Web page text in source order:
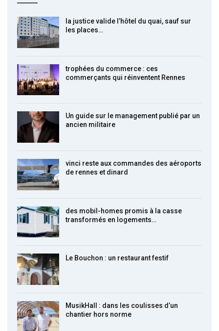
la justice valide l’hôtel du quai, sauf sur
les places…
trophées du commerce : ces
commerçants qui réinventent Rennes
Un guide sur le management publié par un
ancien militaire
vinci reste aux commandes des aéroports
de rennes et dinard
des mobil-homes promis à la casse
transformés en logements…
Le Bouchon : un restaurant festif
MusikHall : dans les coulisses d’un
chantier hors norme